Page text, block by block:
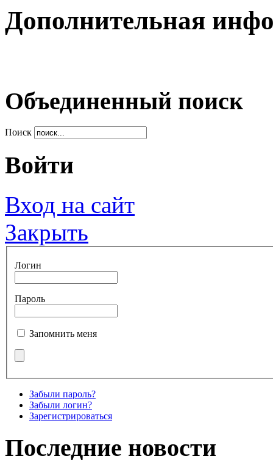
Дополнительная
Объединенный поиск
Поиск
Войти
Вход на сайт
Закрыть
Логин
Пароль
Запомнить меня
Забыли пароль?
Забыли логин?
Зарегистрироваться
Последние новости